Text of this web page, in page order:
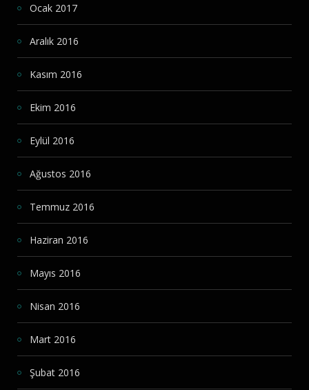
Ocak 2017
Aralık 2016
Kasım 2016
Ekim 2016
Eylül 2016
Ağustos 2016
Temmuz 2016
Haziran 2016
Mayıs 2016
Nisan 2016
Mart 2016
Şubat 2016